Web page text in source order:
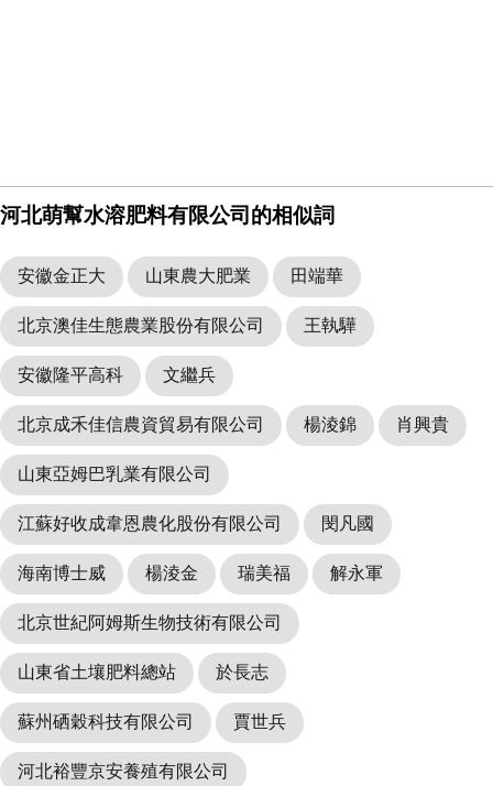
河北萌幫水溶肥料有限公司的相似詞
安徽金正大 山東農大肥業 田端華
北京澳佳生態農業股份有限公司 王執驊
安徽隆平高科 文繼兵
北京成禾佳信農資貿易有限公司 楊淩錦 肖興貴
山東亞姆巴乳業有限公司
江蘇好收成韋恩農化股份有限公司 閔凡國
海南博士威 楊淩金 瑞美福 解永軍
北京世紀阿姆斯生物技術有限公司
山東省土壤肥料總站 於長志
蘇州硒穀科技有限公司 賈世兵
河北裕豐京安養殖有限公司